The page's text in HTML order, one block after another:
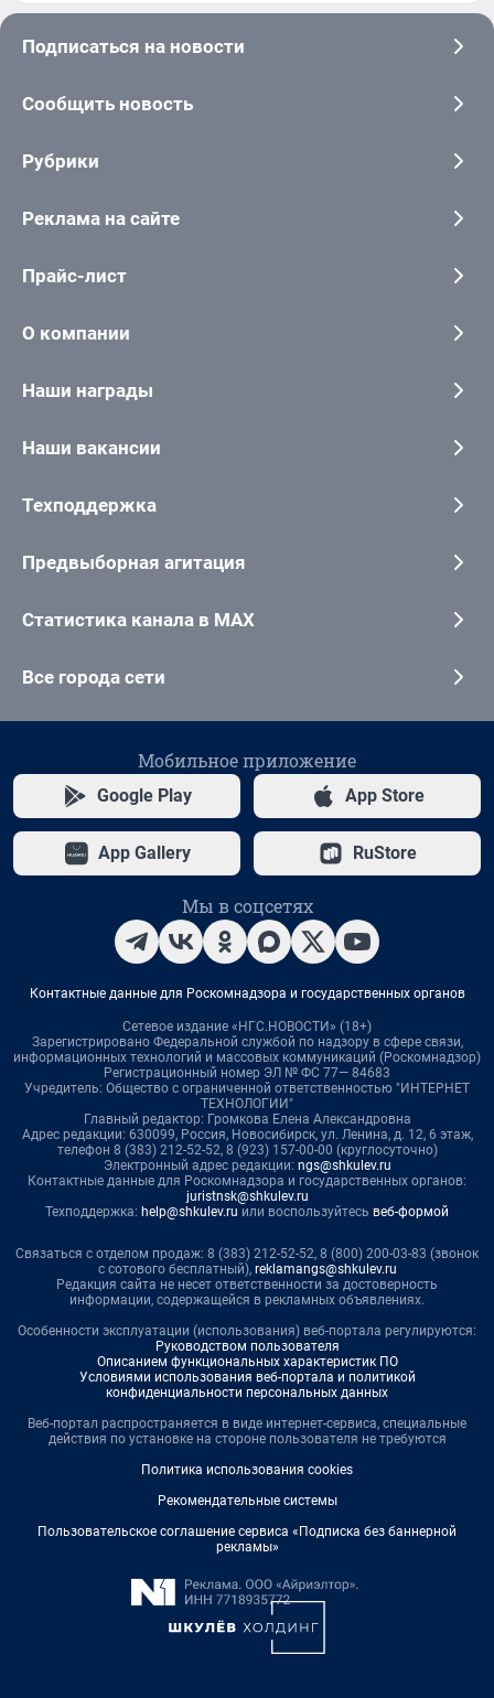
Подписаться на новости
Сообщить новость
Рубрики
Реклама на сайте
Прайс-лист
О компании
Наши награды
Наши вакансии
Техподдержка
Предвыборная агитация
Статистика канала в MAX
Все города сети
Мобильное приложение
Google Play App Store
App Gallery RuStore
Мы в соцсетях
Контактные данные для Роскомнадзора и государственных органов
Сетевое издание «НГС.НОВОСТИ» (18+)
Зарегистрировано Федеральной службой по надзору в сфере связи,
информационных технологий и массовых коммуникаций (Роскомнадзор)
Регистрационный номер ЭЛ № ФС 77— 84683
Учредитель: Общество с ограниченной ответственностью "ИНТЕРНЕТ
ТЕХНОЛОГИИ"
Главный редактор: Громкова Елена Александровна
Адрес редакции: 630099, Россия, Новосибирск, ул. Ленина, д. 12, 6 этаж,
телефон 8 (383) 212-52-52, 8 (923) 157-00-00 (круглосуточно)
Электронный адрес редакции: ngs@shkulev.ru
Контактные данные для Роскомнадзора и государственных органов:
juristnsk@shkulev.ru
Техподдержка: help@shkulev.ru или воспользуйтесь веб-формой
Связаться с отделом продаж: 8 (383) 212-52-52, 8 (800) 200-03-83 (звонок
с сотового бесплатный), reklamangs@shkulev.ru
Редакция сайта не несет ответственности за достоверность
информации, содержащейся в рекламных объявлениях.
Особенности эксплуатации (использования) веб-портала регулируются:
Руководством пользователя
Описанием функциональных характеристик ПО
Условиями использования веб-портала и политикой
конфиденциальности персональных данных
Веб-портал распространяется в виде интернет-сервиса, специальные
действия по установке на стороне пользователя не требуются
Политика использования cookies
Рекомендательные системы
Пользовательское соглашение сервиса «Подписка без баннерной
рекламы»